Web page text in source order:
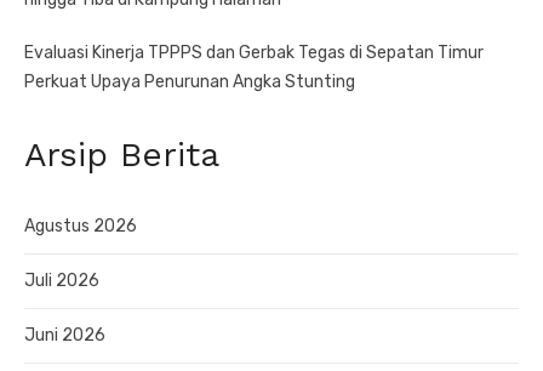
Evaluasi Kinerja TPPPS dan Gerbak Tegas di Sepatan Timur
Perkuat Upaya Penurunan Angka Stunting
Arsip Berita
Agustus 2026
Juli 2026
Juni 2026